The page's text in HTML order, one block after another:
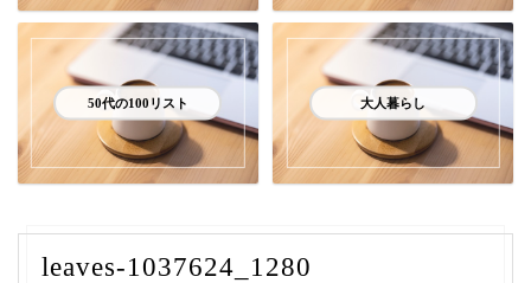
50代の100リスト 大人暮らし
leaves-1037624_1280